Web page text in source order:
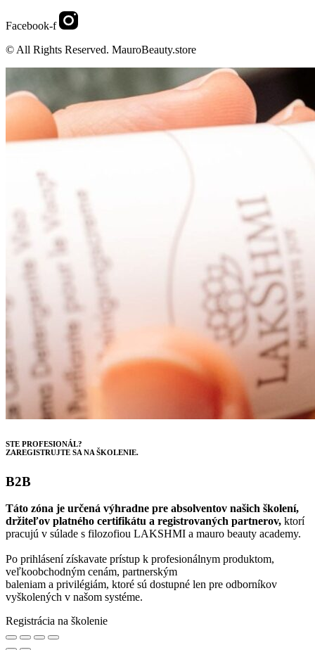
Facebook-f
© All Rights Reserved. MauroBeauty.store
STE PROFESIONÁL?
ZAREGISTRUJTE SA NA ŠKOLENIE.
B2B
Táto zóna je určená výhradne pre absolventov našich školení,
držiteľov platného certifikátu a registrovaných partnerov, ktorí
pracujú v súlade s filozofiou LAKSHMI a mauro beauty academy.
Po prihlásení získavate prístup k profesionálnym produktom,
veľkoobchodným cenám, partnerským
baleniam a privilégiám, ktoré sú dostupné len pre odborníkov
vyškolených v našom systéme.
Registrácia na školenie